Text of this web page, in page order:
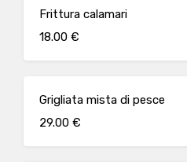
Frittura calamari
18.00 €
Grigliata mista di pesce
29.00 €